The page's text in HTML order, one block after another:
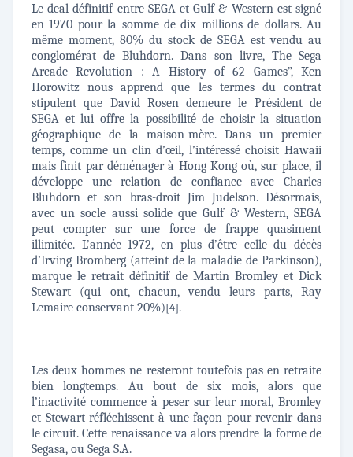
Le deal définitif entre SEGA et Gulf & Western est signé
en 1970 pour la somme de dix millions de dollars. Au
même moment, 80% du stock de SEGA est vendu au
conglomérat de Bluhdorn. Dans son livre, The Sega
Arcade Revolution : A History of 62 Games”, Ken
Horowitz nous apprend que les termes du contrat
stipulent que David Rosen demeure le Président de
SEGA et lui offre la possibilité de choisir la situation
géographique de la maison-mère. Dans un premier
temps, comme un clin d’œil, l’intéressé choisit Hawaii
mais finit par déménager à Hong Kong où, sur place, il
développe une relation de confiance avec Charles
Bluhdorn et son bras-droit Jim Judelson. Désormais,
avec un socle aussi solide que Gulf & Western, SEGA
peut compter sur une force de frappe quasiment
illimitée. L’année 1972, en plus d’être celle du décès
d’Irving Bromberg (atteint de la maladie de Parkinson),
marque le retrait définitif de Martin Bromley et Dick
Stewart (qui ont, chacun, vendu leurs parts, Ray
Lemaire conservant 20%)[4].
Les deux hommes ne resteront toutefois pas en retraite
bien longtemps. Au bout de six mois, alors que
l’inactivité commence à peser sur leur moral, Bromley
et Stewart réfléchissent à une façon pour revenir dans
le circuit. Cette renaissance va alors prendre la forme de
Segasa, ou Sega S.A.